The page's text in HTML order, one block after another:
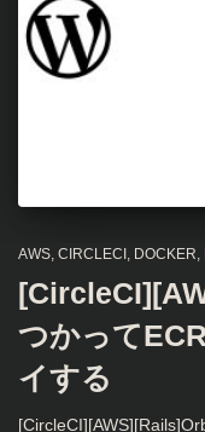
AWS CIRCLECI DOCKER
つかって
イする